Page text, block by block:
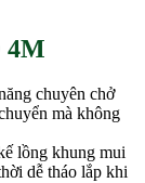
4M
chuyên chở
mà không
lồng khung mui
dễ tháo lắp khi